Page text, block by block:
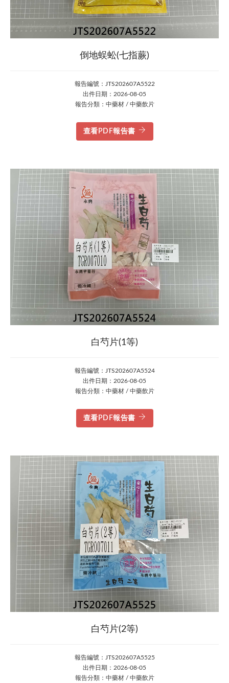
倒地蜈蚣(七指蕨)
報告編號：JTS202607A5522
出件日期：2026-08-05
報告分類：中藥材 / 中藥飲片
查看PDF報告書
白芍片(1等)
報告編號：JTS202607A5524
出件日期：2026-08-05
報告分類：中藥材 / 中藥飲片
查看PDF報告書
白芍片(2等)
報告編號：JTS202607A5525
出件日期：2026-08-05
報告分類：中藥材 / 中藥飲片